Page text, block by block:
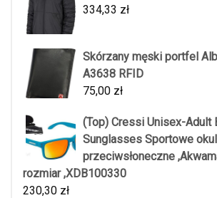
334,33 zł
Skórzany męski portfel
A3638 RFID
75,00 zł
(Top) Cressi Unisex-Adult
Sunglasses Sportowe
przeciwsłoneczne
rozmiar ,XDB100330
230,30 zł